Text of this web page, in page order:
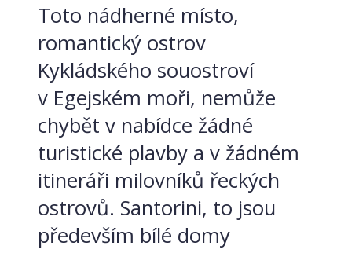
Toto nádherné místo,
romantický ostrov
Kykládského souostroví
v Egejském moři, nemůže
chybět v nabídce žádné
turistické plavby a v žádném
itineráři milovníků řeckých
ostrovů. Santorini, to jsou
především bílé domy